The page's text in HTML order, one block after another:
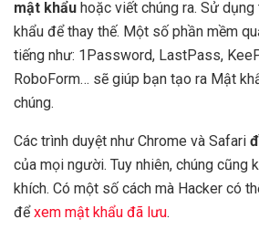
mật khẩu hoặc viết chúng ra. Sử
khẩu để thay thế. Một số phần mềm
tiếng như: 1Password, LastPass,
RoboForm… sẽ giúp bạn tạo ra Mật
chúng.
Các trình duyệt như Chrome và Safari
của mọi người. Tuy nhiên, chúng cũng
khích. Có một số cách mà Hacker có
đểxem mật khẩu đã lưu.